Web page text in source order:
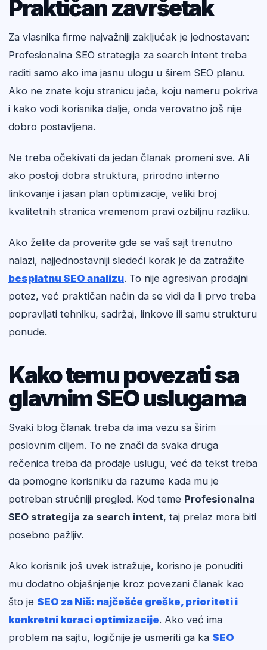
Praktičan završetak
Za vlasnika firme najvažniji zaključak je jednostavan:
Profesionalna SEO strategija za search intent treba
raditi samo ako ima jasnu ulogu u širem SEO planu.
Ako ne znate koju stranicu jača, koju nameru pokriva
i kako vodi korisnika dalje, onda verovatno još nije
dobro postavljena.
Ne treba očekivati da jedan članak promeni sve. Ali
ako postoji dobra struktura, prirodno interno
linkovanje i jasan plan optimizacije, veliki broj
kvalitetnih stranica vremenom pravi ozbiljnu razliku.
Ako želite da proverite gde se vaš sajt trenutno
nalazi, najjednostavniji sledeći korak je da zatražite
besplatnu SEO analizu. To nije agresivan prodajni
potez, već praktičan način da se vidi da li prvo treba
popravljati tehniku, sadržaj, linkove ili samu strukturu
ponude.
Kako temu povezati sa
glavnim SEO uslugama
Svaki blog članak treba da ima vezu sa širim
poslovnim ciljem. To ne znači da svaka druga
rečenica treba da prodaje uslugu, već da tekst treba
da pomogne korisniku da razume kada mu je
potreban stručniji pregled. Kod teme Profesionalna
SEO strategija za search intent, taj prelaz mora biti
posebno pažljiv.
Ako korisnik još uvek istražuje, korisno je ponuditi
mu dodatno objašnjenje kroz povezani članak kao
što je SEO za Niš: najčešće greške, prioriteti i
konkretni koraci optimizacije. Ako već ima
problem na sajtu, logičnije je usmeriti ga ka SEO